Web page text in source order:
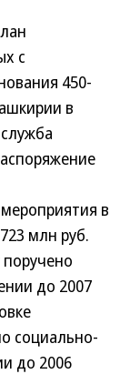
с
450-
в
в
млн руб.
до 2007
социально-
до 2006